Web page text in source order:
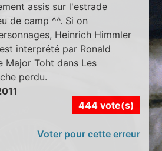
assis sur l'estrade
de camp ^^. Si on
Heinrich Himmler
interprété par Ronald
Major Toht dans Les
perdu.
444 vote(s)
Voter pour cette erreur